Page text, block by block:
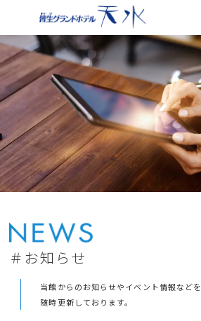
＃お知らせ
当館からのお知らせやイベント情報などを
随時更新しております。